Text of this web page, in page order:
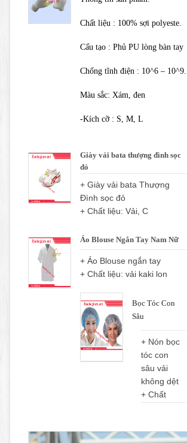
Chất liệu : 100% sợi polyeste.
Cấu tạo : Phủ PU lòng bàn tay
Chống tĩnh điện : 10^6 – 10^9.
Màu sắc: Xám, đen
-Kích cỡ : S, M, L
Giày vải bata thượng đình sọc
đỏ
+ Giày vải bata Thượng
Đình sọc đỏ
+ Chất liệu: Vải, C
Áo Blouse Ngắn Tay Nam Nữ
+ Áo Blouse ngắn tay
+ Chất liệu: vải kaki lon
Bọc Tóc Con
Sâu
+ Nón bọc
tóc con
sâu vải
không dệt
+ Chất